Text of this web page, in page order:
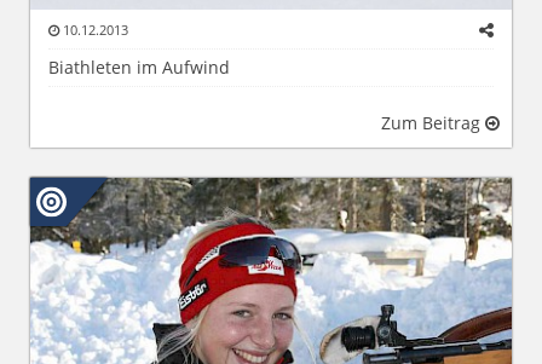
10.12.2013
Biathleten im Aufwind
Zum Beitrag